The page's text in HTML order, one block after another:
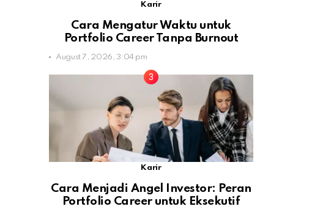
Karir
Cara Mengatur Waktu untuk
Portfolio Career Tanpa Burnout
August 7, 2026, 3:04 pm
Karir
Cara Menjadi Angel Investor: Peran
Portfolio Career untuk Eksekutif